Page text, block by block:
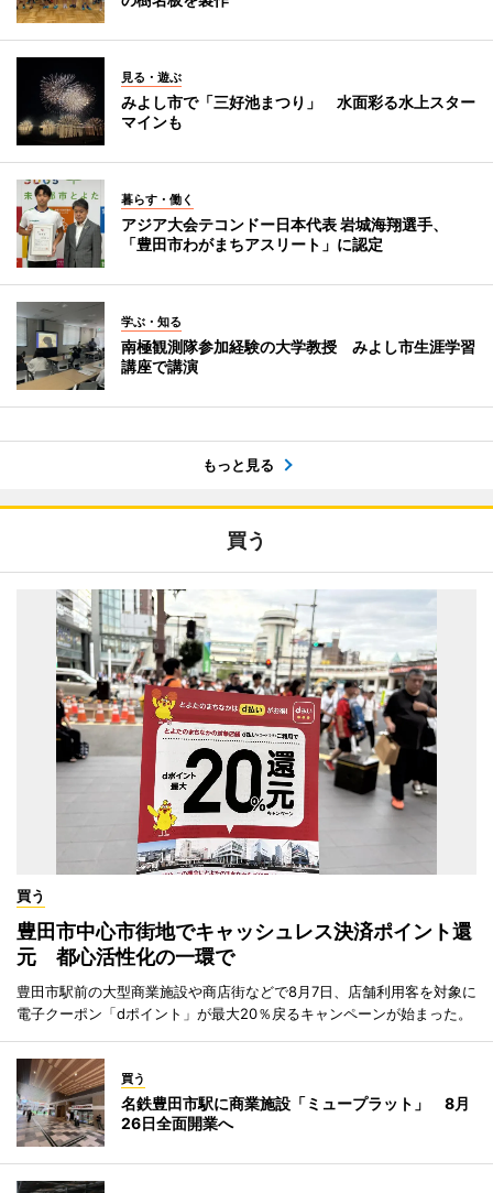
見る・遊ぶ
みよし市で「三好池まつり」 水面彩る水上スター
マインも
暮らす・働く
アジア大会テコンドー日本代表 岩城海翔選手、
「豊田市わがまちアスリート」に認定
学ぶ・知る
南極観測隊参加経験の大学教授 みよし市生涯学習
講座で講演
もっと見る
買う
買う
豊田市中心市街地でキャッシュレス決済ポイント還
元 都心活性化の一環で
豊田市駅前の大型商業施設や商店街などで8月7日、店舗利用客を対象に
電子クーポン「dポイント」が最大20％戻るキャンペーンが始まった。
買う
名鉄豊田市駅に商業施設「ミュープラット」 8月
26日全面開業へ